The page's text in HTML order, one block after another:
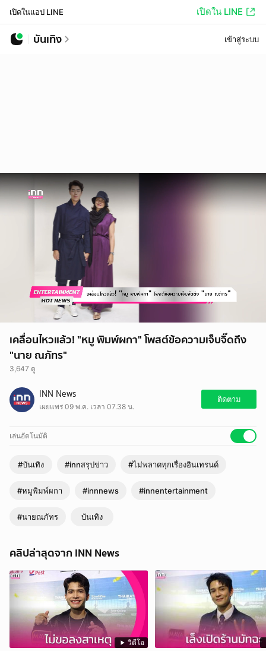
เปิดในแอป LINE เปิดใน LINE
บันเทิง เข้าสู่ระบบ
เคลื่อนไหวแล้ว! "หมู พิมพ์ผกา" โพสต์ข้อความเจ็บจิ๊ดถึง
"นาย ณภัทร"
3,647 ดู
INN News
เผยแพร่ 09 พ.ค. เวลา 07.38 น.
ติดตาม
เล่นอัตโนมัติ
#บันเทิง #innสรุปข่าว #ไม่พลาดทุกเรื่องอินเทรนด์
#หมูพิมพ์ผกา #innnews #innentertainment
#นายณภัทร บันเทิง
คลิปล่าสุดจาก INN News
วิดีโอ